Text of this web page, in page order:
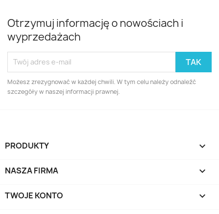
Otrzymuj informację o nowościach i
wyprzedażach
Możesz zrezygnować w każdej chwili. W tym celu należy odnaleźć
szczegóły w naszej informacji prawnej.
PRODUKTY 
NASZA FIRMA 
TWOJE KONTO 